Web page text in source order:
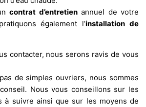
contrat d’entretienannuel de votre
également l’installation de
contacter, nous serons ravis de vous
de simples ouvriers, nous sommes
Nous vous conseillons sur les
à suivre ainsi que sur les moyens de